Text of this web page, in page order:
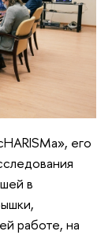
его
в
работе, на